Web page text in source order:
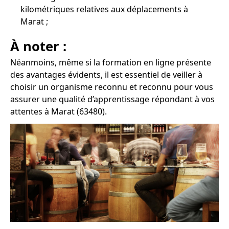
kilométriques relatives aux déplacements à
Marat ;
À noter :
Néanmoins, même si la formation en ligne présente
des avantages évidents, il est essentiel de veiller à
choisir un organisme reconnu et reconnu pour vous
assurer une qualité d’apprentissage répondant à vos
attentes à Marat (63480).